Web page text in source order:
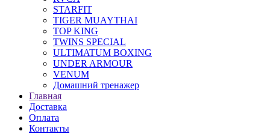
STARFIT
TIGER MUAYTHAI
TOP KING
TWINS SPECIAL
ULTIMATUM BOXING
UNDER ARMOUR
VENUM
Домашний тренажер
Главная
Доставка
Оплата
Контакты